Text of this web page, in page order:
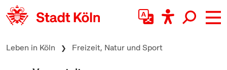
zum Inhalt springen
Leben in Köln Freizeit, Natur und Sport